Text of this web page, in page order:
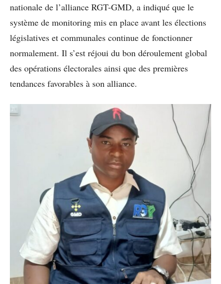
nationale de l’alliance RGT-GMD, a indiqué que le
système de monitoring mis en place avant les élections
législatives et communales continue de fonctionner
normalement. Il s’est réjoui du bon déroulement global
des opérations électorales ainsi que des premières
tendances favorables à son alliance.